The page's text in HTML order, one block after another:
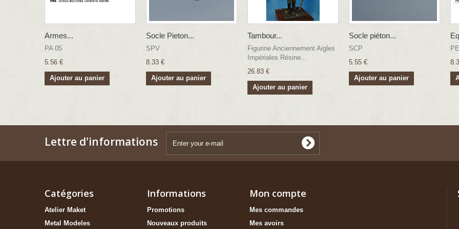
Armes...
PA 05
5.56 €
Ajouter au panier
Socle Pieton...
SPV
8.33 €
Ajouter au panier
Tambour...
Figurine Anciennement Aigles
Impériales Résine...
26.83 €
Ajouter au panier
Socle piéton...
SCP
5.55 €
Ajouter au panier
Lettre d'informations
Catégories
Atelier Maket
Metal Modeles
Informations
Promotions
Nouveaux produits
Mon compte
Mes commandes
Mes avoirs